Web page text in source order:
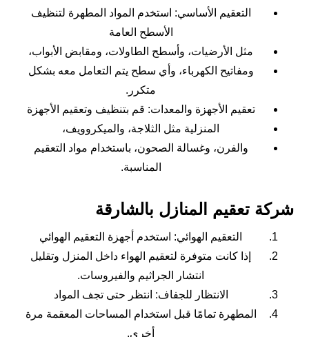
التعقيم الأساسي: استخدم المواد المطهرة لتنظيف
الأسطح العامة
مثل الأرضيات، وأسطح الطاولات، ومقابض الأبواب،
ومفاتيح الكهرباء، وأي سطح يتم التعامل معه بشكل
متكرر.
تعقيم الأجهزة والمعدات: قم بتنظيف وتعقيم الأجهزة
المنزلية مثل الثلاجة، والميكروويف،
والفرن، وغسالة الصحون، باستخدام مواد التعقيم
المناسبة.
شركة تعقيم المنازل بالشارقة
التعقيم الهوائي: استخدم أجهزة التعقيم الهوائي
إذا كانت متوفرة لتعقيم الهواء داخل المنزل وتقليل
انتشار الجراثيم والفيروسات.
الانتظار للجفاف: انتظر حتى تجف المواد
المطهرة تمامًا قبل استخدام المساحات المعقمة مرة
أخرى.